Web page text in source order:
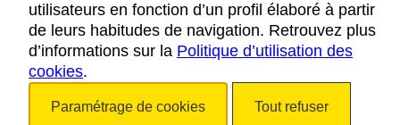
utilisateurs en fonction d’un profil élaboré à partir
de leurs habitudes de navigation. Retrouvez plus
d’informations sur la Politique d’utilisation des
cookies.
Paramétrage de cookies Tout refuser